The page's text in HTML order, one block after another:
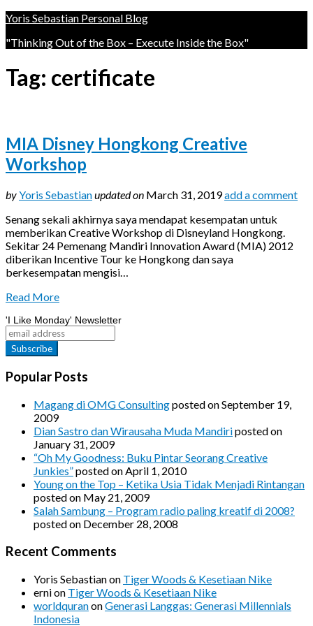
Yoris Sebastian Personal Blog
"Thinking Out of the Box – Execute Inside the Box"
Tag: certificate
MIA Disney Hongkong Creative
Workshop
byYoris Sebastianupdated on March 31, 2019add a comment
Senang sekali akhirnya saya mendapat kesempatan untuk
memberikan Creative Workshop di Disneyland Hongkong.
Sekitar 24 Pemenang Mandiri Innovation Award (MIA) 2012
diberikan Incentive Tour ke Hongkong dan saya
berkesempatan mengisi…
Read More
'I Like Monday' Newsletter
Popular Posts
Magang di OMG Consultingposted on September 19,
2009
Dian Sastro dan Wirausaha Muda Mandiriposted on
January 31, 2009
“Oh My Goodness: Buku Pintar Seorang Creative
Junkies”posted on April 1, 2010
Young on the Top – Ketika Usia Tidak Menjadi Rintangan
posted on May 21, 2009
Salah Sambung – Program radio paling kreatif di 2008?
posted on December 28, 2008
Recent Comments
Yoris Sebastianon Tiger Woods & Kesetiaan Nike
ernion Tiger Woods & Kesetiaan Nike
worldquranonGenerasi Langgas: Generasi Millennials
Indonesia